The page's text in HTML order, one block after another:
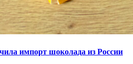
импорт шоколада из России